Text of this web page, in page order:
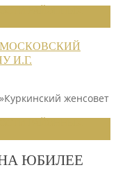
И.Г.
»Куркинский женсовет
ЮБИЛЕЕ